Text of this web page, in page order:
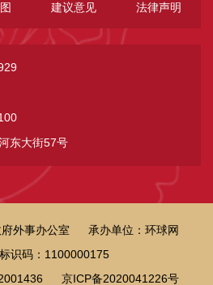
建议意见 法律声明
东大街57号
外事办公室
承办单位：环球网
识码：1100000175
京ICP备2020041226号